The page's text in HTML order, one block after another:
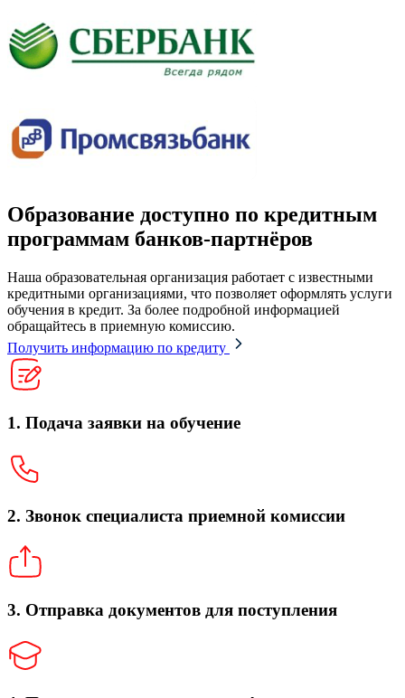
Образование доступно по кредитным
программам банков-партнёров
Наша образовательная организация работает с известными
кредитными организациями, что позволяет оформлять услуги
обучения в кредит. За более подробной информацией
обращайтесь в приемную комиссию.
Получить информацию по кредиту
1. Подача заявки на обучение
2. Звонок специалиста приемной комиссии
3. Отправка документов для поступления